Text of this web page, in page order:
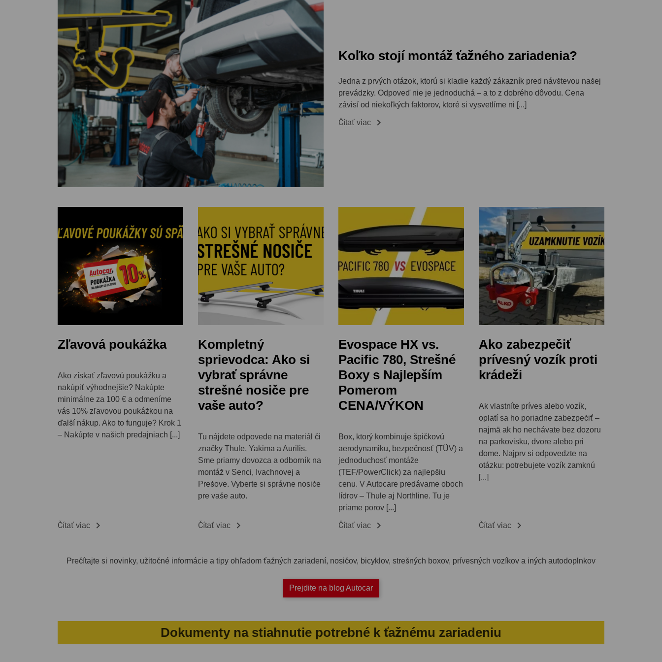
Koľko stojí montáž ťažného zariadenia?
Jedna z prvých otázok, ktorú si kladie každý zákazník pred návštevou našej
prevádzky. Odpoveď nie je jednoduchá – a to z dobrého dôvodu. Cena
závisí od niekoľkých faktorov, ktoré si vysvetlíme ni [...]
Čítať viac 
Zľavová poukážka
Ako získať zľavovú poukážku a
nakúpiť výhodnejšie? Nakúpte
minimálne za 100 € a odmeníme
vás 10% zľavovou poukážkou na
ďalší nákup. Ako to funguje? Krok 1
– Nakúpte v našich predajniach [...]
Čítať viac 
Kompletný
sprievodca: Ako si
vybrať správne
strešné nosiče pre
vaše auto?
Tu nájdete odpovede na materiál či
značky Thule, Yakima a Aurilis.
Sme priamy dovozca a odborník na
montáž v Senci, Ivachnovej a
Prešove. Vyberte si správne nosiče
pre vaše auto.
Čítať viac 
Evospace HX vs.
Pacific 780, Strešné
Boxy s Najlepším
Pomerom
CENA/VÝKON
Box, ktorý kombinuje špičkovú
aerodynamiku, bezpečnosť (TÜV) a
jednoduchosť montáže
(TEF/PowerClick) za najlepšiu
cenu. V Autocare predávame oboch
lídrov – Thule aj Northline. Tu je
priame porov [...]
Čítať viac 
Ako zabezpečiť
prívesný vozík proti
krádeži
Ak vlastníte príves alebo vozík,
oplatí sa ho poriadne zabezpečiť –
najmä ak ho nechávate bez dozoru
na parkovisku, dvore alebo pri
dome. Najprv si odpovedzte na
otázku: potrebujete vozík zamknú
[...]
Čítať viac 
Prečítajte si novinky, užitočné informácie a tipy ohľadom ťažných zariadení, nosičov, bicyklov, strešných boxov, prívesných vozíkov a iných autodoplnkov
Prejdite na blog Autocar
Dokumenty na stiahnutie potrebné k ťažnému zariadeniu